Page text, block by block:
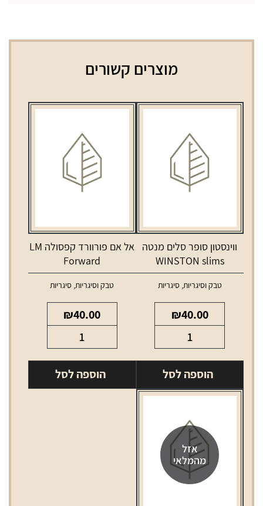
מוצרים קשורים
ווינסטון סופר סלים מנטה
WINSTON slims
menthol
טבק וסיגריות,סיגריות
₪40.00
של
ווינסטון
סופר
סלים
WINSTON
slims
menthol
הוספה לסל
אל אם פורוורד קפסולה LM
Forward
טבק וסיגריות, סיגריות
₪40.00
של
אל
הוספה לסל
אזל
מהמלאי